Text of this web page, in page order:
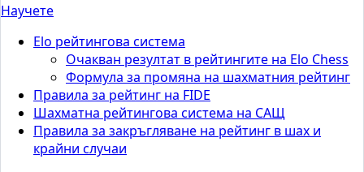
Научете
Elo рейтингова система
Очакван резултат в рейтингите на Elo Chess
Формула за промяна на шахматния рейтинг
Правила за рейтинг на FIDE
Шахматна рейтингова система на САЩ
Правила за закръгляване на рейтинг в шах и
крайни случаи